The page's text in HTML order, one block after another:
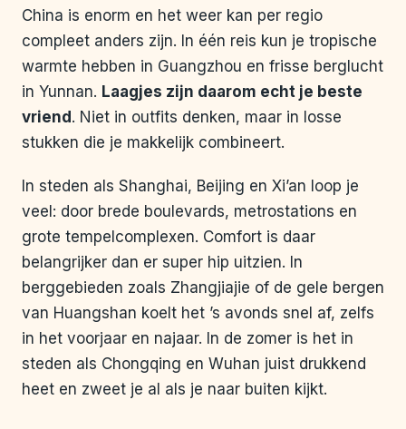
China is enorm en het weer kan per regio
compleet anders zijn. In één reis kun je tropische
warmte hebben in Guangzhou en frisse berglucht
in Yunnan. Laagjes zijn daarom echt je beste
vriend . Niet in outfits denken, maar in losse
stukken die je makkelijk combineert.
In steden als Shanghai, Beijing en Xi’an loop je
veel: door brede boulevards, metrostations en
grote tempelcomplexen. Comfort is daar
belangrijker dan er super hip uitzien. In
berggebieden zoals Zhangjiajie of de gele bergen
van Huangshan koelt het ’s avonds snel af, zelfs
in het voorjaar en najaar. In de zomer is het in
steden als Chongqing en Wuhan juist drukkend
heet en zweet je al als je naar buiten kijkt.